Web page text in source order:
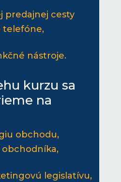
predajnej cesty
telefóne,
nástroje.
kurzu sa
na
obchodu,
legislatívu,